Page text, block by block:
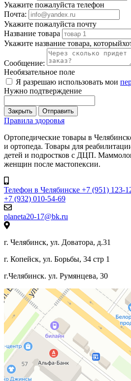
Укажите пожалуйста телефон
Почта:
Укажите пожалуйста почту
Название товара
Укажите название товара,
Сообщение:
Необязательное поле
Я разрешаю использовать мои
Нужно подтверждение
Закрыть Отправить
Правила здоровья
Ортопедические товары в
и ортопеда. Товары для
детей и подростков с ДЦП.
женщин после мастопексии.
Телефон в Челябинске +7 (951) 123-
+7 (932) 010-54-69
planeta20-17@bk.ru
г. Челябинск, ул. Доватора, д.31
г. Копейск, ул. Борьбы, 34 стр 1
г.Челябинск. ул. Румянцева, 30